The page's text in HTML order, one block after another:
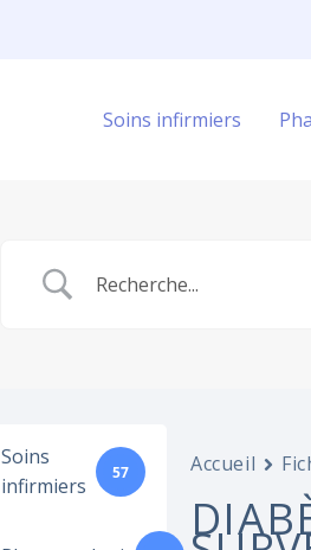
Soins infirmiers
Soins
infirmiers
57 Accueil